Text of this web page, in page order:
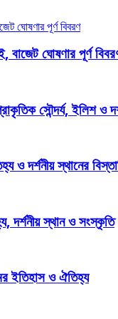
ঘোষণার পূর্ণ
সৌন্দর্য, ইলিশ ও
ও দর্শনীয় স্থানের
দর্শনীয় স্থান ও সংস্কৃতি
ইতিহাস ও ঐতিহ্য